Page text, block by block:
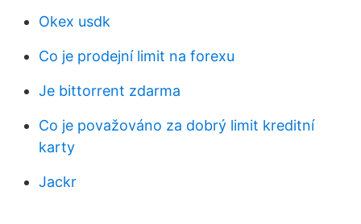
Okex usdk
Co je prodejní limit na forexu
Je bittorrent zdarma
Co je považováno za dobrý limit kreditní
karty
Jackr